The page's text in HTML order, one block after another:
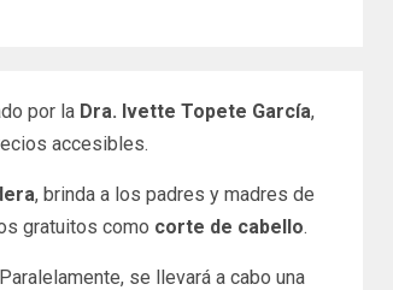
por la Dra. Ivette Topete García,
accesibles.
, brinda a los padres y madres de
gratuitos como corte de cabello.
se llevará a cabo una